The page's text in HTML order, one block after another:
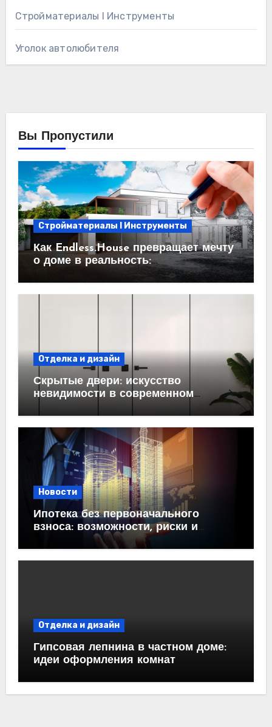
Стройматериалы l Инструменты
Уголок автолюбителя
Вы Пропустили
Стройматериалы l Инструменты
Как Endless.House превращает мечту
о доме в реальность:
проектирование под ключ
Отделка и дизайн
Скрытые двери: искусство
невидимости в современном
Новости
Ипотека без первоначального
взноса: возможности, риски и
практические рекомендации<
Отделка и дизайн
Гипсовая лепнина в частном доме:
идеи оформления комнат